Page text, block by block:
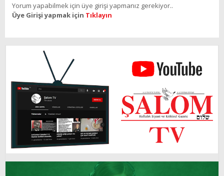
Yorum yapabilmek için üye girişi yapmanız gerekiyor..
Üye Girişi yapmak için Tıklayın